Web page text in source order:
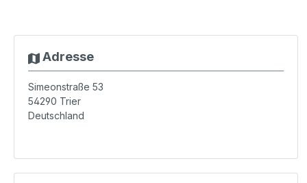
Adresse
Simeonstraße 53
54290 Trier
Deutschland